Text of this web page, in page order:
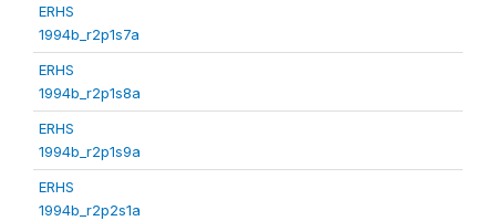
ERHS
1994b_r2p1s7a
ERHS
1994b_r2p1s8a
ERHS
1994b_r2p1s9a
ERHS
1994b_r2p2s1a